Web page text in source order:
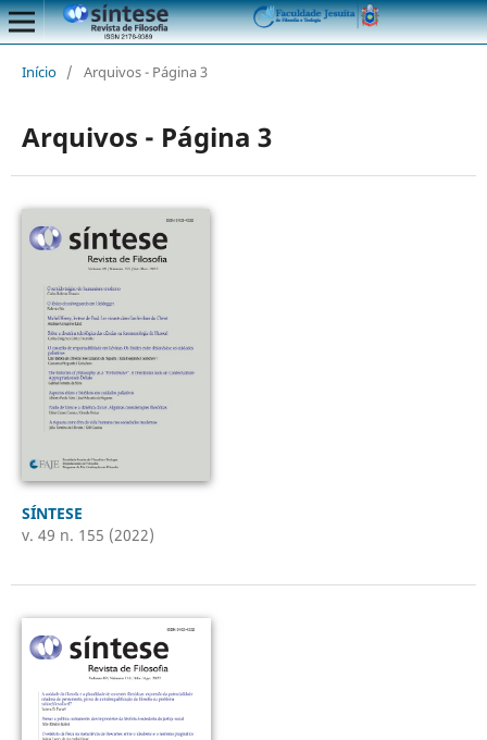
Início / Arquivos - Página 3
Arquivos - Página 3
SÍNTESE
v. 49 n. 155 (2022)